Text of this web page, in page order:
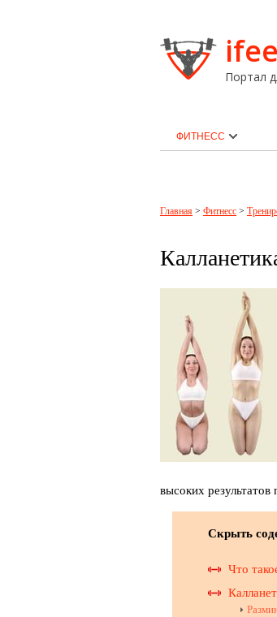
Портал
ФИТНЕСС
Главная > Фитнесс >
высоких результатов
Скрыть
Что